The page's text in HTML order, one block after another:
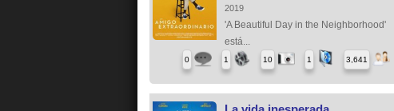
2019
'A Beautiful Day in the Neighborhood'
está...
0 1 10 1 3,641